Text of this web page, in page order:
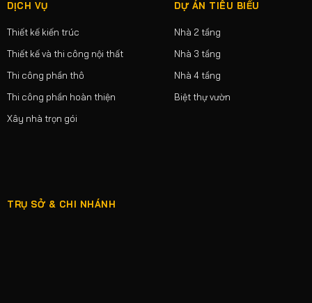
DỊCH VỤ
Thiết kế kiến trúc
Thiết kế và thi công nội thất
Thi công phần thô
Thi công phần hoàn thiện
Xây nhà trọn gói
DỰ ÁN TIÊU BIỂU
Nhà 2 tầng
Nhà 3 tầng
Nhà 4 tầng
Biệt thự vườn
TRỤ SỞ & CHI NHÁNH